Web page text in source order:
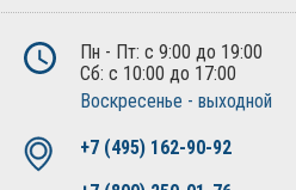
Пн - Пт: с 9:00 до 19:00
Сб: с 10:00 до 17:00
Воскресенье - выходной
+7 (495) 162-90-92